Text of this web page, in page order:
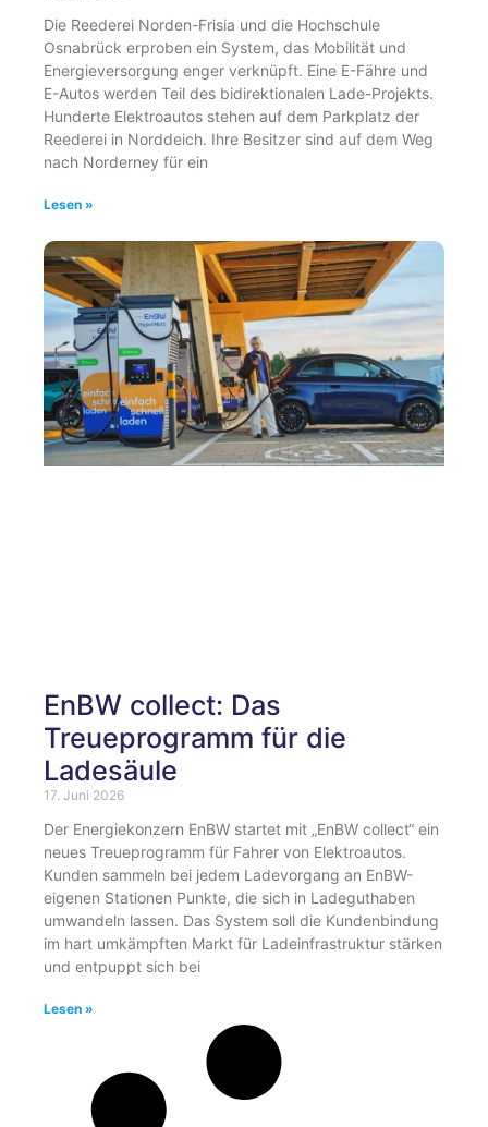
Die Reederei Norden-Frisia und die Hochschule
Osnabrück erproben ein System, das Mobilität und
Energieversorgung enger verknüpft. Eine E-Fähre und
E-Autos werden Teil des bidirektionalen Lade-Projekts.
Hunderte Elektroautos stehen auf dem Parkplatz der
Reederei in Norddeich. Ihre Besitzer sind auf dem Weg
nach Norderney für ein
Lesen »
EnBW collect: Das
Treueprogramm für die
Ladesäule
17. Juni 2026
Der Energiekonzern EnBW startet mit „EnBW collect“ ein
neues Treueprogramm für Fahrer von Elektroautos.
Kunden sammeln bei jedem Ladevorgang an EnBW-
eigenen Stationen Punkte, die sich in Ladeguthaben
umwandeln lassen. Das System soll die Kundenbindung
im hart umkämpften Markt für Ladeinfrastruktur stärken
und entpuppt sich bei
Lesen »